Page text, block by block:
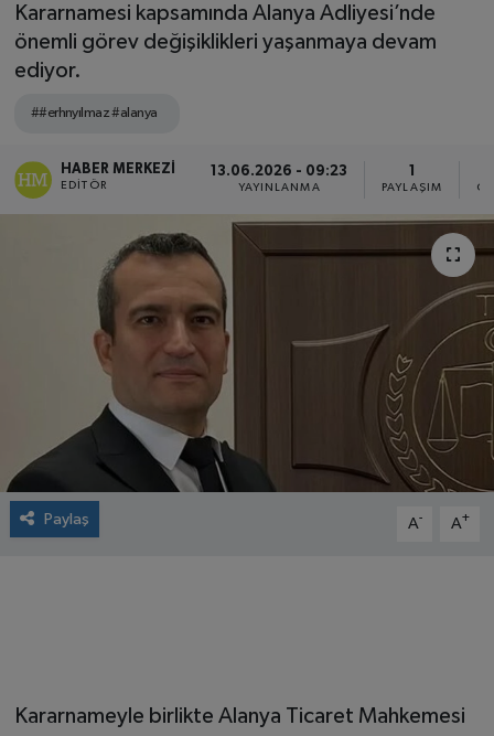
Kararnamesi kapsamında Alanya Adliyesi’nde
önemli görev değişiklikleri yaşanmaya devam
ediyor.
##erhnyılmaz #alanya
HABER MERKEZI
EDITÖR
13.06.2026 - 09:23
YAYINLANMA PAYLAŞIM
Paylaş A- A+
Kararnameyle birlikte Alanya Ticaret Mahkemesi